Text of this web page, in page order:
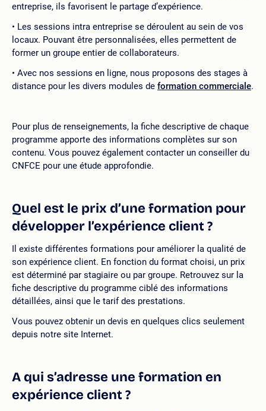
entreprise, ils favorisent le partage d’expérience.
Les sessions intra entreprise se déroulent au sein de vos
locaux. Pouvant être personnalisées, elles permettent de
former un groupe entier de collaborateurs.
Avec nos sessions en ligne, nous proposons des stages à
distance pour les divers modules de formation commerciale.
Pour plus de renseignements, la fiche descriptive de chaque
programme apporte des informations complètes sur son
contenu. Vous pouvez également contacter un conseiller du
CNFCE pour une étude approfondie.
Quel est le prix d’une formation pour
développer l’expérience client ?
Il existe différentes formations pour améliorer la qualité de
son expérience client. En fonction du format choisi, un prix
est déterminé par stagiaire ou par groupe. Retrouvez sur la
fiche descriptive du programme ciblé des informations
détaillées, ainsi que le tarif des prestations.
Vous pouvez obtenir un devis en quelques clics seulement
depuis notre site Internet.
A qui s’adresse une formation en
expérience client ?